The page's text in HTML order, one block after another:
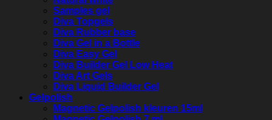
Samples gel
Diva Topgels
Diva Rubber base
Diva Gel in a Bottle
Diva Easy Gel
Diva Builder Gel Low Heat
Diva Art Gels
Diva Liquid Builder Gel
Gelpolish
Magnetic Gelpolish kleuren 15ml